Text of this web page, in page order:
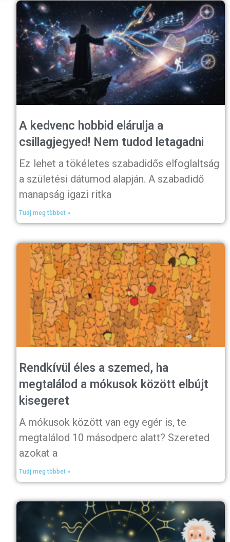
A kedvenc hobbid elárulja a
csillagjegyed! Nem tudod letagadni
Ez lehet a tökéletes szabadidős elfoglaltság
a születési dátumod alapján. A szabadidő
manapság igazi ritka
Tudj meg többet »
Rendkívül éles a szemed, ha
megtalálod a mókusok között elbújt
kisegeret
A mókusok között van egy egér is, te
megtalálod 10 másodperc alatt? Szereted
azokat a
Tudj meg többet »